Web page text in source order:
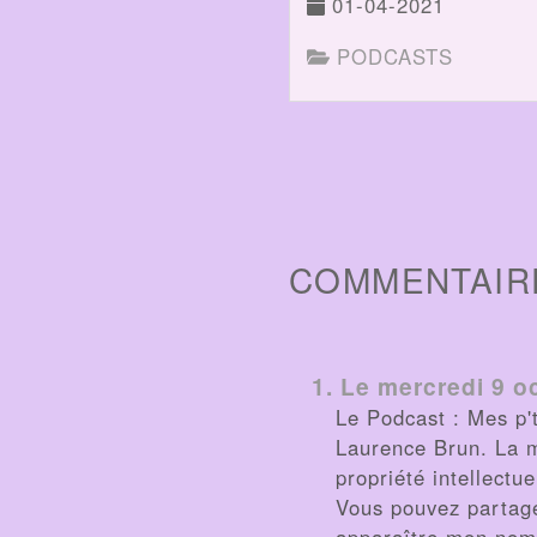
PODCASTS
1. Le mercredi 9
Le Podcast : Mes
Laurence Brun. La
propriété
Vous pouvez